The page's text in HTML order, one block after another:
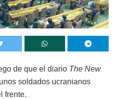
de que el diario The New
soldados ucranianos
frente.